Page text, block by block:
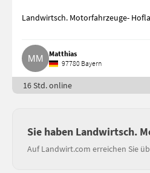
Landwirtsch. Motorfahrzeuge-
Matthias
97780 Bayern
16 Std. online
Sie haben Landwirtsch.
Auf Landwirt.com erreichen Sie